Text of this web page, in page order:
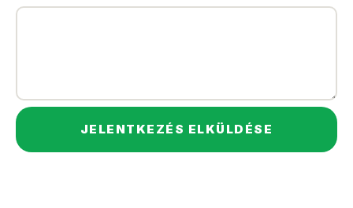
JELENTKEZÉS ELKÜLDÉSE